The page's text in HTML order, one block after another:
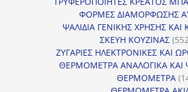
ΦΟΡΜΕΣ ΔΙΑΜΟΡΦΩΣΗΣ
ΨΑΛΙΔΙΑ ΓΕΝΙΚΗΣ ΧΡΗΣΗΣ ΚΑΙ
ΣΚΕΥΗ ΚΟΥΖΙΝΑΣ 552
ΖΥΓΑΡΙΕΣ ΗΛΕΚΤΡΟΝΙΚΕΣ ΚΑΙ
ΘΕΡΜΟΜΕΤΡΑ ΑΝΑΛΟΓΙΚΑ ΚΑΙ
ΘΕΡΜΟΜΕΤΡΑ